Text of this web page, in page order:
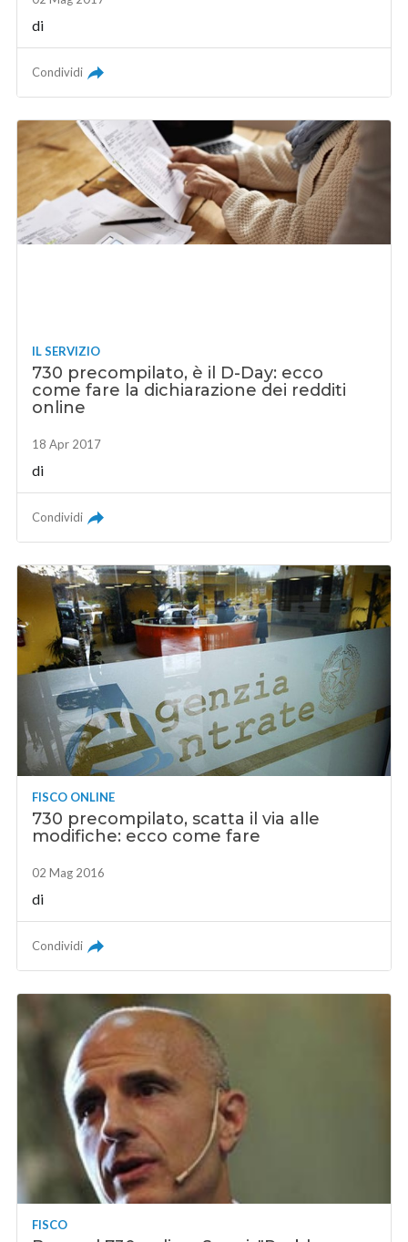
di
Condividi
IL SERVIZIO
730 precompilato, è il D-Day: ecco
come fare la dichiarazione dei redditi
online
18 Apr 2017
di
Condividi
FISCO ONLINE
730 precompilato, scatta il via alle
modifiche: ecco come fare
02 Mag 2016
di
Condividi
FISCO